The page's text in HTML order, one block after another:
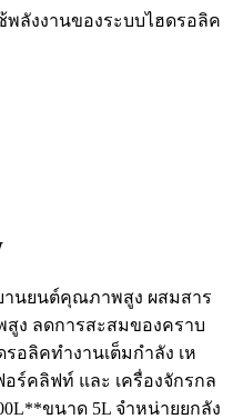
ลังงานของระบบไฮดรอลิค
านยนต์คุณภาพสูง ผสมสาร
ง ลดการสะสมของคราบ
อลิคทํางานเต็มกําลัง เห
ร์คลิฟท์ และ เครื่องจักรกล
ขนาด 5L จำหน่ายยกลัง